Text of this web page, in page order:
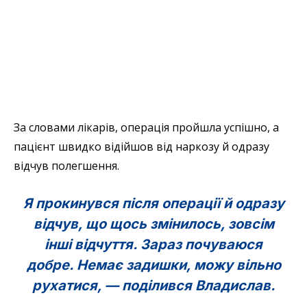
За словами лікарів, операція пройшла успішно, а
пацієнт швидко відійшов від наркозу й одразу
відчув полегшення.
Я прокинувся після операції й одразу
відчув, що щось змінилось, зовсім
інші відчуття. Зараз почуваюся
добре. Немає задишки, можу вільно
рухатися, — поділився Владислав.